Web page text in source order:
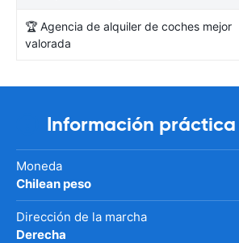
🏆 Agencia de alquiler de coches mejor
valorada
Información práctica
Moneda
Chilean peso
Dirección de la marcha
Derecha